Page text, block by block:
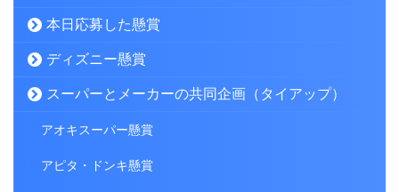
本日応募した懸賞
ディズニー懸賞
スーパーとメーカーの共同企画（タイアップ）
アオキスーパー懸賞
アピタ・ドンキ懸賞